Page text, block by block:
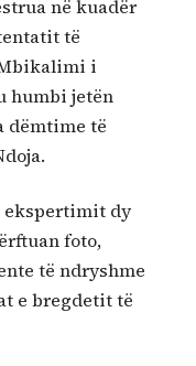
në kuadër
të
i
humbi jetën
dëmtime të
ekspertimit dy
foto,
të ndryshme
e bregdetit të